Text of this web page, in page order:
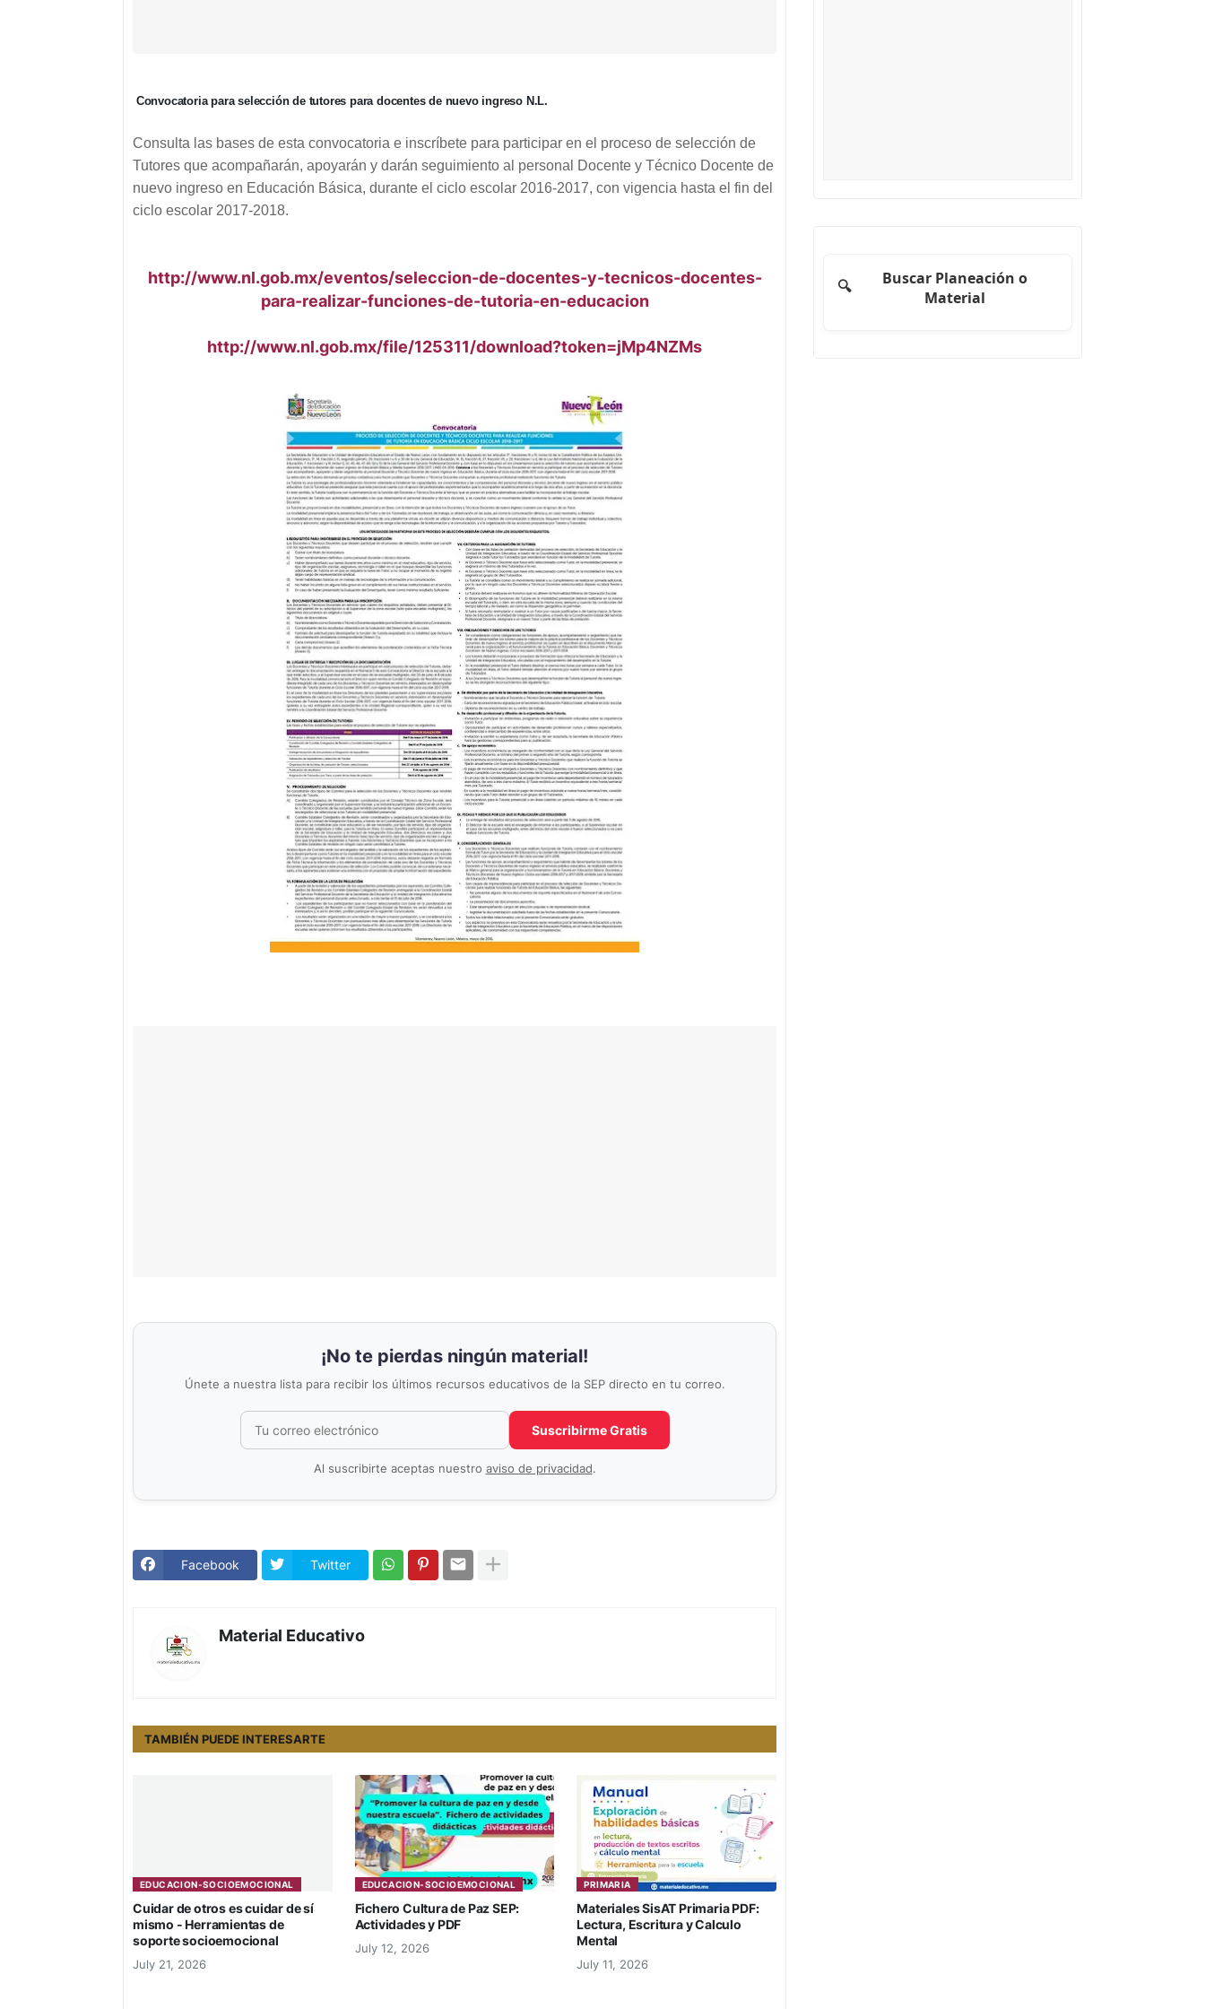
Convocatoria para selección de tutores para docentes de nuevo ingreso N.L.
Consulta las bases de esta convocatoria e inscríbete para participar en el proceso de selección de
Tutores que acompañarán, apoyarán y darán seguimiento al personal Docente y Técnico Docente de
nuevo ingreso en Educación Básica, durante el ciclo escolar 2016-2017, con vigencia hasta el fin del
ciclo escolar 2017-2018.
http://www.nl.gob.mx/eventos/seleccion-de-docentes-y-tecnicos-docentes-
para-realizar-funciones-de-tutoria-en-educacion
http://www.nl.gob.mx/file/125311/download?token=jMp4NZMs
¡No te pierdas ningún material!
Únete a nuestra lista para recibir los últimos recursos educativos de la SEP directo en tu correo.
Correo electrónico
No completar este campo
Suscribirme Gratis
Al suscribirte aceptas nuestro aviso de privacidad.
Facebook Twitter
Material Educativo
TAMBIÉN PUEDE INTERESARTE
EDUCACION-SOCIOEMOCIONAL
Cuidar de otros es cuidar de sí
mismo - Herramientas de
soporte socioemocional
July 21, 2026
EDUCACION-SOCIOEMOCIONAL
Fichero Cultura de Paz SEP:
Actividades y PDF
July 12, 2026
PRIMARIA
Materiales SisAT Primaria PDF:
Lectura, Escritura y Calculo
Mental
July 11, 2026
🔍
Buscar Planeación o
Material